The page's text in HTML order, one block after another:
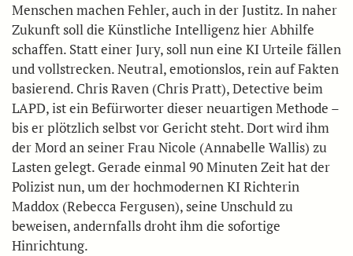
Menschen machen Fehler, auch in der Justitz. In naher
Zukunft soll die Künstliche Intelligenz hier Abhilfe
schaffen. Statt einer Jury, soll nun eine KI Urteile fällen
und vollstrecken. Neutral, emotionslos, rein auf Fakten
basierend. Chris Raven (Chris Pratt), Detective beim
LAPD, ist ein Befürworter dieser neuartigen Methode –
bis er plötzlich selbst vor Gericht steht. Dort wird ihm
der Mord an seiner Frau Nicole (Annabelle Wallis) zu
Lasten gelegt. Gerade einmal 90 Minuten Zeit hat der
Polizist nun, um der hochmodernen KI Richterin
Maddox (Rebecca Fergusen), seine Unschuld zu
beweisen, andernfalls droht ihm die sofortige
Hinrichtung.